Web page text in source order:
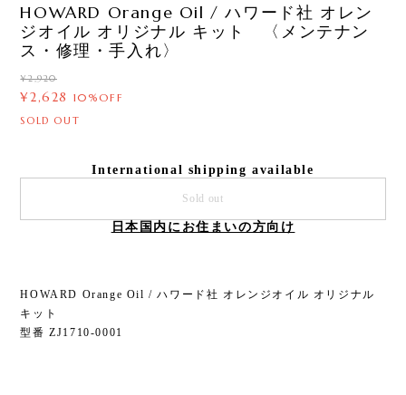
HOWARD Orange Oil / ハワード社 オレン
ジオイル オリジナル キット 〈メンテナン
ス・修理・手入れ〉
¥2,920
¥2,628 10%OFF
SOLD OUT
International shipping available
Sold out
日本国内にお住まいの方向け
HOWARD Orange Oil / ハワード社 オレンジオイル オリジナル
キット
型番 ZJ1710-0001